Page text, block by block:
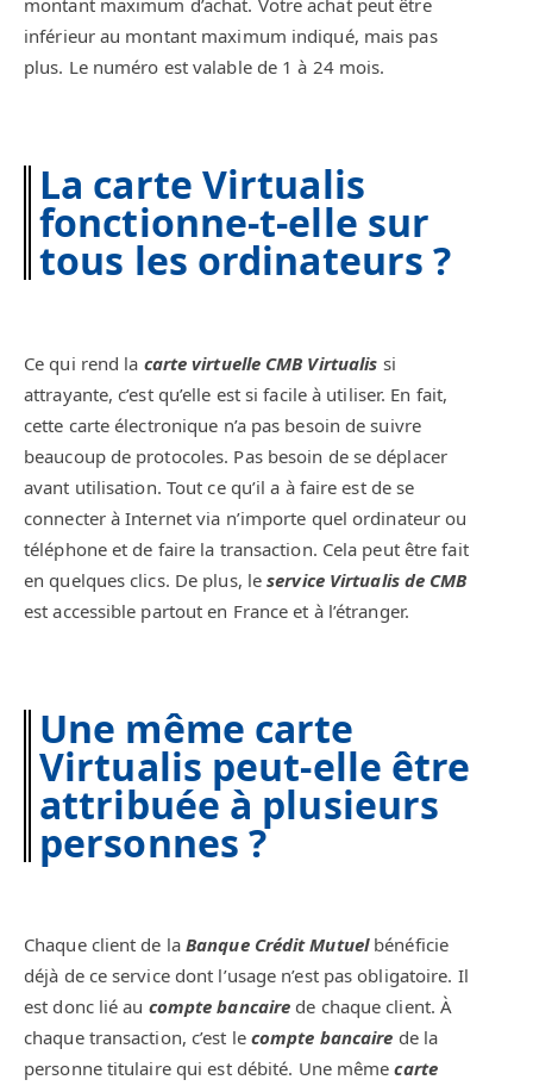
inférieur au montant maximum indiqué, mais pas
plus. Le numéro est valable de 1 à 24 mois.
La carte Virtualis
fonctionne-t-elle sur
tous les ordinateurs ?
Ce qui rend la carte virtuelle CMB Virtualis si
attrayante, c’est qu’elle est si facile à utiliser. En fait,
cette carte électronique n’a pas besoin de suivre
beaucoup de protocoles. Pas besoin de se déplacer
avant utilisation. Tout ce qu’il a à faire est de se
connecter à Internet via n’importe quel ordinateur ou
téléphone et de faire la transaction. Cela peut être fait
en quelques clics. De plus, leservice Virtualis de CMB
est accessible partout en France et à l’étranger.
Une même carte
Virtualis peut-elle être
attribuée à plusieurs
personnes ?
Chaque client de la Banque Crédit Mutuelbénéficie
déjà de ce service dont l’usage n’est pas obligatoire. Il
est donc lié au compte bancaire de chaque client. À
chaque transaction, c’est le compte bancaire de la
personne titulaire qui est débité. Une mêmecarte